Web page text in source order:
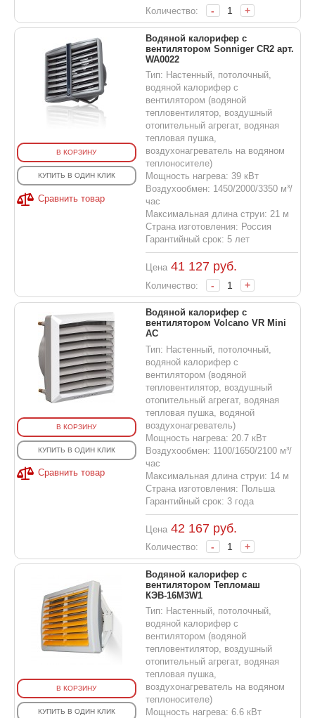
Количество: - +
В КОРЗИНУ
КУПИТЬ В ОДИН КЛИК
Сравнить товар
Водяной калорифер с
вентилятором Sonniger CR2 арт.
WA0022
Тип: Настенный, потолочный,
водяной калорифер с
вентилятором (водяной
тепловентилятор, воздушный
отопительный агрегат, водяная
тепловая пушка,
воздухонагреватель на водяном
теплоносителе)
Мощность нагрева: 39 кВт
Воздухообмен: 1450/2000/3350 м³/
час
Максимальная длина струи: 21 м
Страна изготовления: Россия
Гарантийный срок: 5 лет
Цена 41 127руб.
Количество: - +
В КОРЗИНУ
КУПИТЬ В ОДИН КЛИК
Сравнить товар
Водяной калорифер с
вентилятором Volcano VR Mini
AC
Тип: Настенный, потолочный,
водяной калорифер с
вентилятором (водяной
тепловентилятор, воздушный
отопительный агрегат, водяная
тепловая пушка, водяной
воздухонагреватель)
Мощность нагрева: 20.7 кВт
Воздухообмен: 1100/1650/2100 м³/
час
Максимальная длина струи: 14 м
Страна изготовления: Польша
Гарантийный срок: 3 года
Цена 42 167руб.
Количество: - +
В КОРЗИНУ
КУПИТЬ В ОДИН КЛИК
Водяной калорифер с
вентилятором Тепломаш
КЭВ-16M3W1
Тип: Настенный, потолочный,
водяной калорифер с
вентилятором (водяной
тепловентилятор, воздушный
отопительный агрегат, водяная
тепловая пушка,
воздухонагреватель на водяном
теплоносителе)
Мощность нагрева: 6.6 кВт